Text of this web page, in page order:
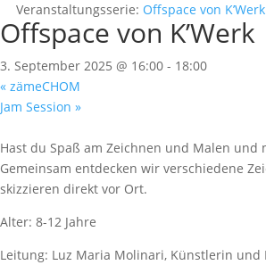
Veranstaltungsserie: Offspace von K’Werk
Offspace von K’Werk
3. September 2025 @ 16:00 - 18:00
« zämeCHOM
Jam Session »
Hast du Spaß am Zeichnen und Malen
Gemeinsam entdecken wir verschiedene
skizzieren direkt vor Ort.
Alter: 8-12 Jahre
Leitung: Luz Maria Molinari, Künstlerin